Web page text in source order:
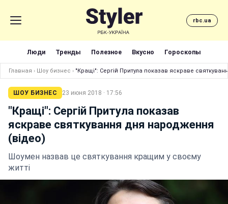
rbc.ua
Люди Тренды Полезное Вкусно Гороскопы
Главная › Шоу бизнес › "Кращі": Сергій Притула показав яскраве
ШОУ БИЗНЕС 23 июня 2018 · 17:56
"Кращі": Сергій Притула показав
яскраве святкування дня народження
(відео)
Шоумен назвав це святкування кращим у своєму
житті